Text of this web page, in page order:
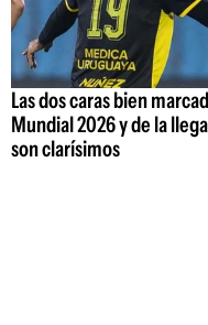
Las dos caras bien
Mundial 2026 y de la
son clarísimos